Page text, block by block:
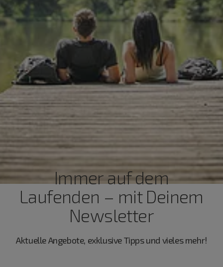
Immer auf dem
Laufenden – mit Deinem
Newsletter
Aktuelle Angebote, exklusive Tipps und vieles mehr!